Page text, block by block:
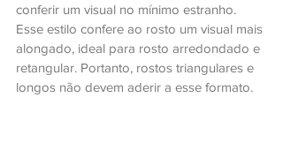
conferir um visual no mínimo estranho.
Esse estilo confere ao rosto um visual mais
alongado, ideal para rosto arredondado e
retangular. Portanto, rostos triangulares e
longos não devem aderir a esse formato.